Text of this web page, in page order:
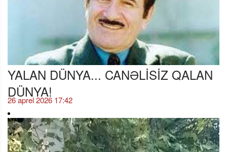
YALAN DÜNYA... CANƏLİSİZ QALAN
DÜNYA!
26 aprel 2026 17:42